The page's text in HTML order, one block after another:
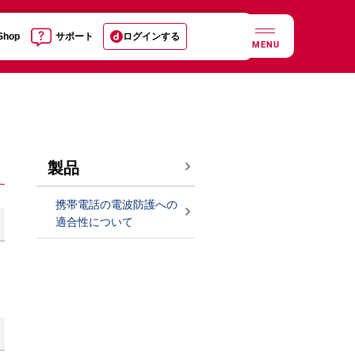
サポート ログインする
MENU
製品
携帯電話の電波防護への
適合性について